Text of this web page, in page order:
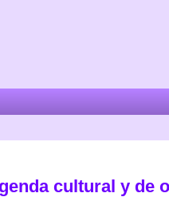
cultural y de